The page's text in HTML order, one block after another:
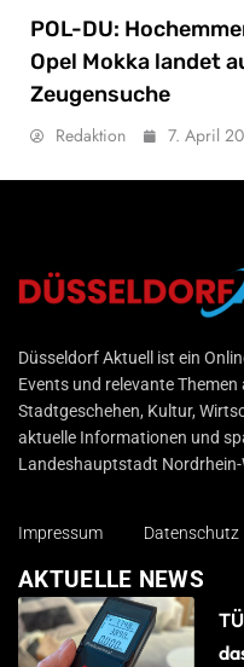
POL-DU:
Opel Mokka landet
Zeugensuche
Redaktion 7. April
Düsseldorf
Düsseldorf Aktuell ist ein
Events und relevante
Stadtgeschehen, Kultur,
aktuelle Informationen und
Landeshauptstadt
Impressum Datenschutz
AKTUELLE NEWS